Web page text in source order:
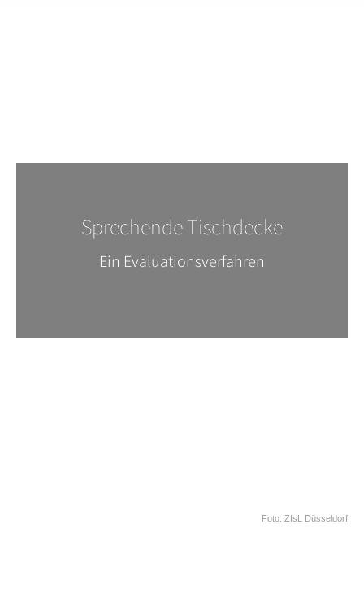
Sprechende Tischdecke
Ein Evaluationsverfahren
Foto: ZfsL Düsseldorf